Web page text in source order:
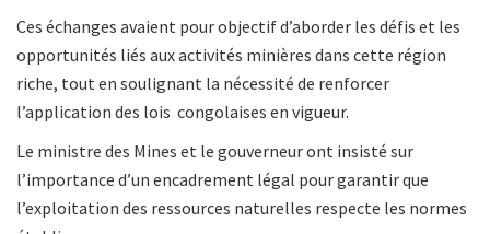
Ces échanges avaient pour objectif d’aborder les défis et les
opportunités liés aux activités minières dans cette région
riche, tout en soulignant la nécessité de renforcer
l’application des lois congolaises en vigueur.
Le ministre des Mines et le gouverneur ont insisté sur
l’importance d’un encadrement légal pour garantir que
l’exploitation des ressources naturelles respecte les normes